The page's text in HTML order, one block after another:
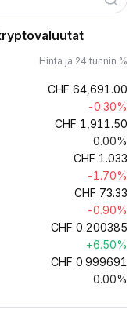
Hinta ja 24 tunnin %
CHF 64,691.00
-0.30%
CHF 1,911.50
0.00%
CHF 1.033
-1.70%
CHF 73.33
-0.90%
CHF 0.200385
+6.50%
CHF 0.999691
0.00%